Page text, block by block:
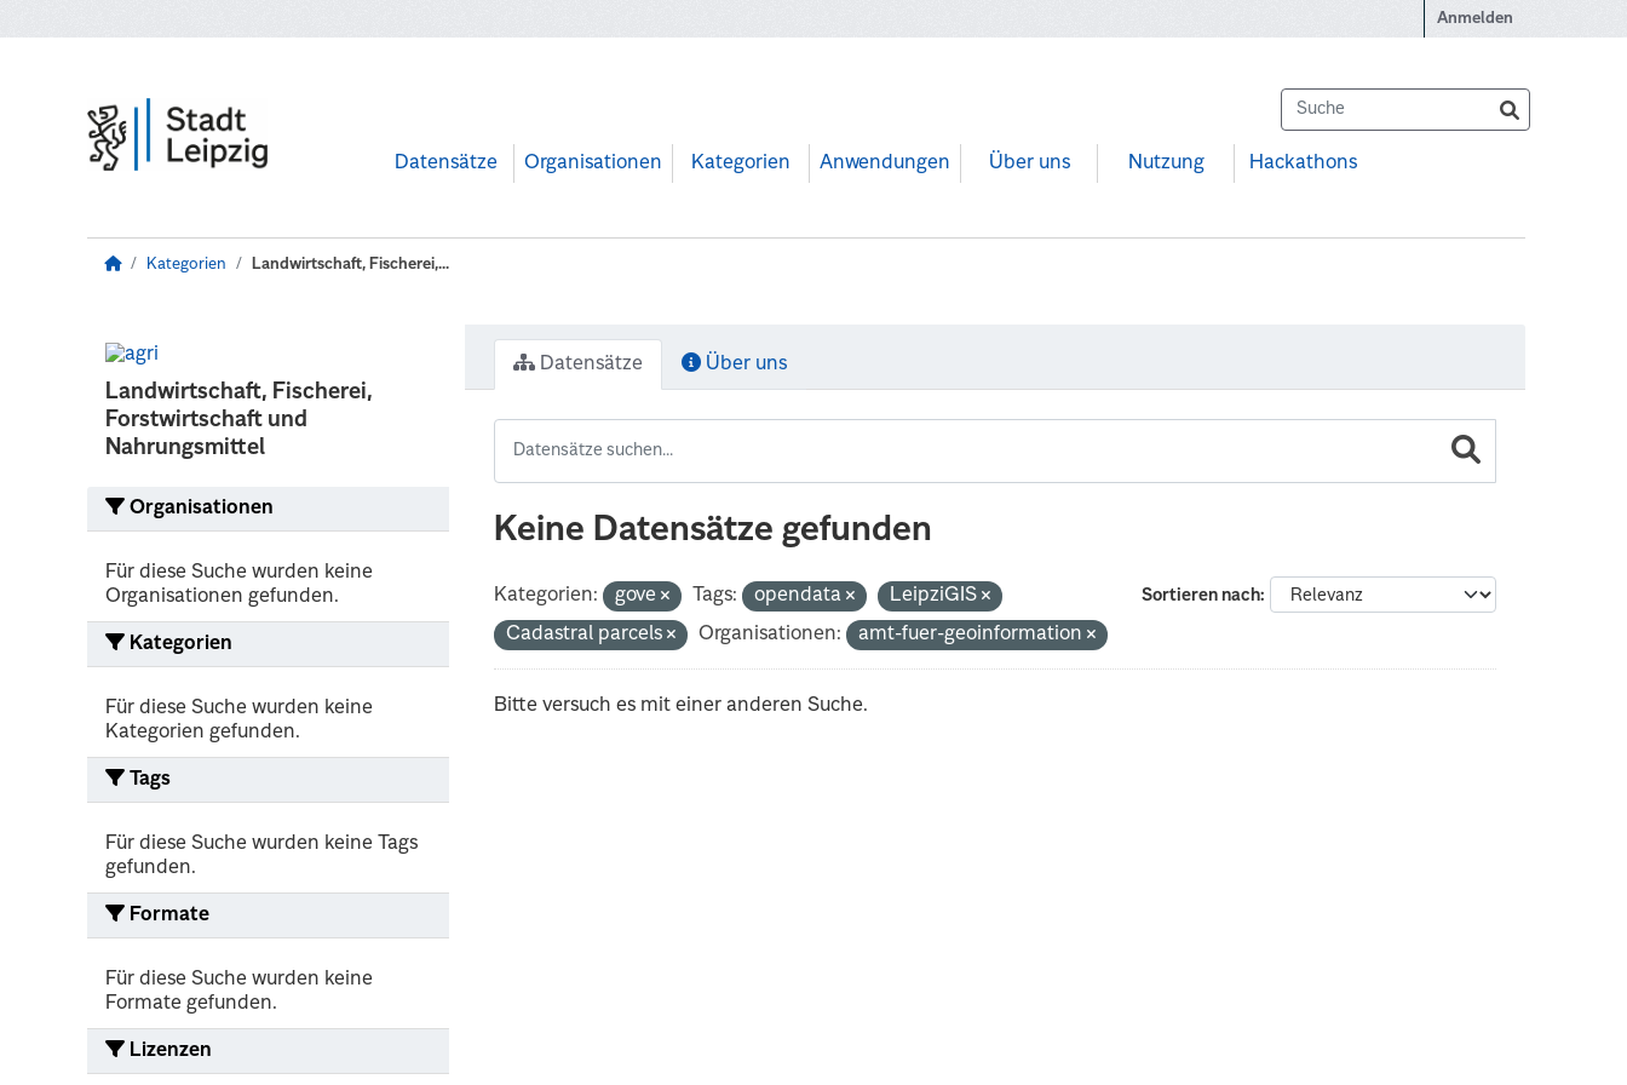
Anmelden
Datensätze Organisationen Kategorien Anwendungen Über uns Nutzung Hackathons
Kategorien Landwirtschaft, Fischerei,...
Landwirtschaft, Fischerei,
Forstwirtschaft und
Nahrungsmittel
Organisationen
Für diese Suche wurden keine
Organisationen gefunden.
Kategorien
Für diese Suche wurden keine
Kategorien gefunden.
Tags
Für diese Suche wurden keine Tags
gefunden.
Formate
Für diese Suche wurden keine
Formate gefunden.
Lizenzen
Datensätze Über uns
Keine Datensätze gefunden
Sortieren nach
Kategorien: gove Tags: opendata
LeipziGIS
Cadastral parcels
Organisationen: amt-fuer-geoinformation
Bitte versuch es mit einer anderen Suche.